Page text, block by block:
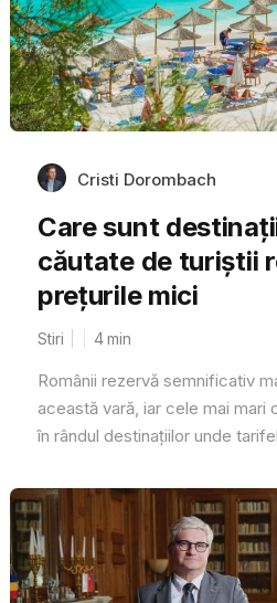
Cristi Dorombach
Care sunt
căutate de turiștii
prețurile mici
Stiri 4min
Românii rezervă semnificativ
această vară, iar cele mai mari
în rândul destinațiilor unde